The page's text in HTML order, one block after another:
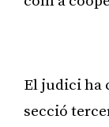
El judici ha
secció